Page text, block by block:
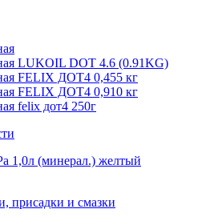
LUKOIL DOT 4.6 (0.91KG)
FELIX ДОТ4 0,455 кг
FELIX ДОТ4 0,910 кг
felix дот4 250г
1,0л (минерал.) желтый
присадки и смазки